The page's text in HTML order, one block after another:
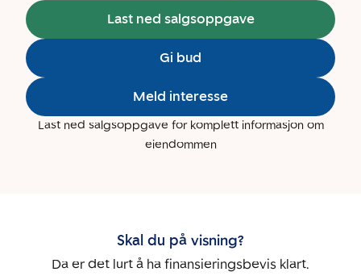
Last ned salgsoppgave
Gi bud
Meld interesse
Last ned salgsoppgave for komplett informasjon om
eiendommen
Skal du på visning?
Da er det lurt å ha finansieringsbevis klart.